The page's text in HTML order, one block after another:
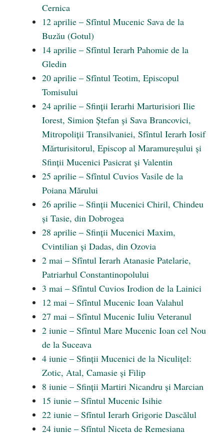
Cernica
12 aprilie – Sfîntul Mucenic Sava de la
Buzău (Gotul)
14 aprilie – Sfîntul Ierarh Pahomie de la
Gledin
20 aprilie – Sfîntul Teotim, Episcopul
Tomisului
24 aprilie – Sfinții Ierarhi Marturisiori Ilie
Iorest, Simion Ștefan și Sava Brancovici,
Mitropoliții Transilvaniei, Sfîntul Ierarh Iosif
Mărturisitorul, Episcop al Maramureșului și
Sfinții Mucenici Pasicrat și Valentin
25 aprilie – Sfîntul Cuvios Vasile de la
Poiana Mărului
26 aprilie – Sfinții Mucenici Chiril, Chindeu
și Tasie, din Dobrogea
28 aprilie – Sfinții Mucenici Maxim,
Cvintilian și Dadas, din Ozovia
2 mai – Sfîntul Ierarh Atanasie Patelarie,
Patriarhul Constantinopolului
3 mai – Sfîntul Cuvios Irodion de la Lainici
12 mai – Sfîntul Mucenic Ioan Valahul
27 mai – Sfîntul Mucenic Iuliu Veteranul
2 iunie – Sfîntul Mare Mucenic Ioan cel Nou
de la Suceava
4 iunie – Sfinții Mucenici de la Niculițel:
Zotic, Atal, Camasie și Filip
8 iunie – Sfinții Martiri Nicandru și Marcian
15 iunie – Sfîntul Mucenic Isihie
22 iunie – Sfîntul Ierarh Grigorie Dascălul
24 iunie – Sfîntul Niceta de Remesiana